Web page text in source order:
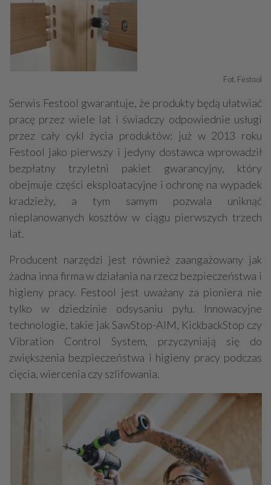
Fot. Festool
Serwis Festool gwarantuje, że produkty będą ułatwiać
pracę przez wiele lat i świadczy odpowiednie usługi
przez cały cykl życia produktów: już w 2013 roku
Festool jako pierwszy i jedyny dostawca wprowadził
bezpłatny trzyletni pakiet gwarancyjny, który
obejmuje części eksploatacyjne i ochronę na wypadek
kradzieży, a tym samym pozwala uniknąć
nieplanowanych kosztów w ciągu pierwszych trzech
lat.
Producent narzędzi jest również zaangażowany jak
żadna inna firma w działania na rzecz bezpieczeństwa i
higieny pracy. Festool jest uważany za pioniera nie
tylko w dziedzinie odsysaniu pyłu. Innowacyjne
technologie, takie jak SawStop-AIM, KickbackStop czy
Vibration Control System, przyczyniają się do
zwiększenia bezpieczeństwa i higieny pracy podczas
cięcia, wiercenia czy szlifowania.